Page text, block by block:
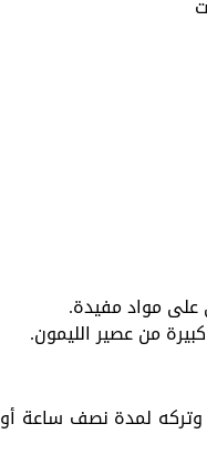
على مواد مفيدة.
من عصير الليمون.
وتركه لمدة نصف ساعة أو